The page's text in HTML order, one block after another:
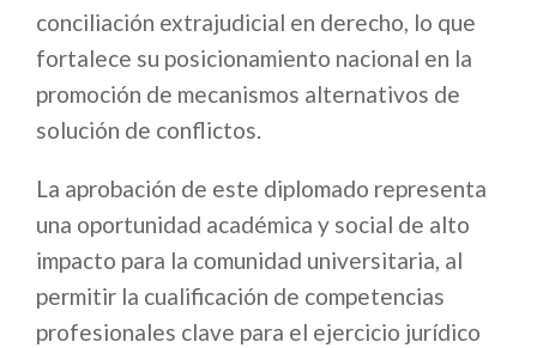
conciliación extrajudicial en derecho, lo que
fortalece su posicionamiento nacional en la
promoción de mecanismos alternativos de
solución de conflictos.
La aprobación de este diplomado representa
una oportunidad académica y social de alto
impacto para la comunidad universitaria, al
permitir la cualificación de competencias
profesionales clave para el ejercicio jurídico